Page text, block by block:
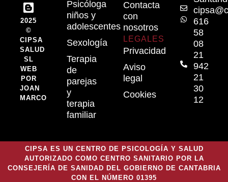
2025
©
CIPSA
SALUD
SL
WEB
POR
JOAN
MARCO
Psicóloga
niños y
adolescentes
Sexología
Terapia
de
parejas
y
terapia
familiar
Contacta
con
nosotros
LEGALES
Privacidad
Aviso
legal
Cookies
616
58
08
21
942
21
30
12
CIPSA ES UN CENTRO DE PSICOLOGÍA Y SALUD
AUTORIZADO COMO CENTRO SANITARIO POR LA
CONSEJERÍA DE SANIDAD DEL GOBIERNO DE CANTABRIA
CON EL NÚMERO 01395